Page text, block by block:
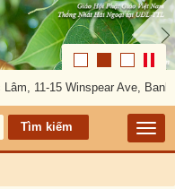
11-15 Winspear Ave,